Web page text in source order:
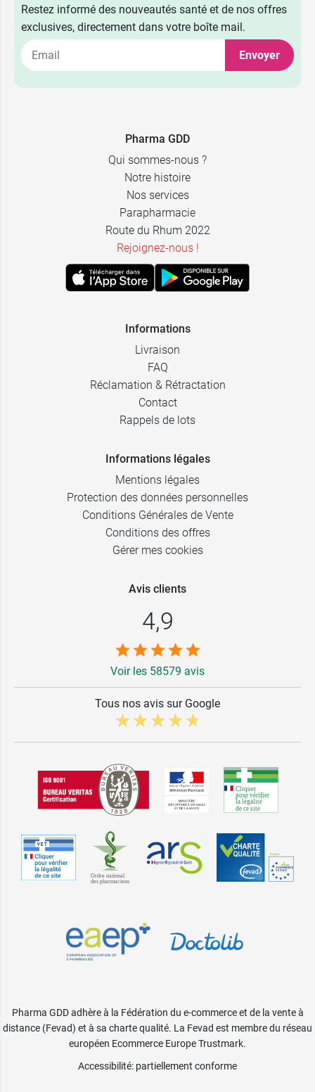
Restez informé des nouveautés santé et de nos offres
exclusives, directement dans votre boîte mail.
Envoyer
Pharma GDD
Qui sommes-nous ?
Notre histoire
Nos services
Parapharmacie
Route du Rhum 2022
Rejoignez-nous !
Informations
Livraison
FAQ
Réclamation & Rétractation
Contact
Rappels de lots
Informations légales
Mentions légales
Protection des données personnelles
Conditions Générales de Vente
Conditions des offres
Gérer mes cookies
Avis clients
4,9
Voir les 58579 avis
Tous nos avis sur Google
Pharma GDD adhère à la Fédération du e-commerce et de la vente à
distance (Fevad) et à sa charte qualité. La Fevad est membre du réseau
européen Ecommerce Europe Trustmark.
Accessibilité: partiellement conforme